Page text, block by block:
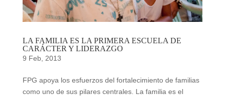
LA FAMILIA ES LA PRIMERA ESCUELA DE
CARÁCTER Y LIDERAZGO
9 Feb, 2013
FPG apoya los esfuerzos del fortalecimiento de familias
como uno de sus pilares centrales. La familia es el